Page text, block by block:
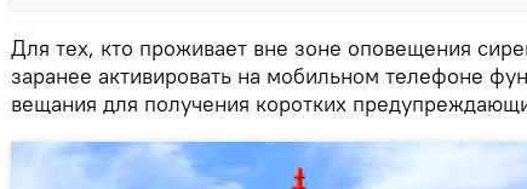
Для тех, кто проживает вне зоне оповещения
заранее активировать на мобильном телефоне
вещания для получения коротких